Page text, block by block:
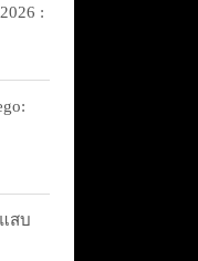
:
สบ